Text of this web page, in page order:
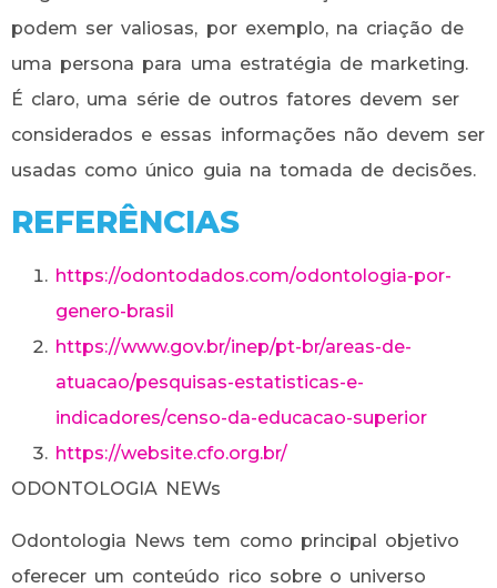
podem ser valiosas, por exemplo, na criação de
uma persona para uma estratégia de marketing.
É claro, uma série de outros fatores devem ser
considerados e essas informações não devem ser
usadas como único guia na tomada de decisões.
REFERÊNCIAS
https://odontodados.com/odontologia-por-
genero-brasil
https://www.gov.br/inep/pt-br/areas-de-
atuacao/pesquisas-estatisticas-e-
indicadores/censo-da-educacao-superior
https://website.cfo.org.br/
ODONTOLOGIA NEWs
Odontologia News tem como principal objetivo
oferecer um conteúdo rico sobre o universo